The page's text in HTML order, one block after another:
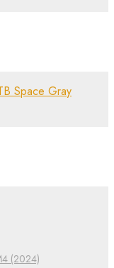
(2024)
Space Gray